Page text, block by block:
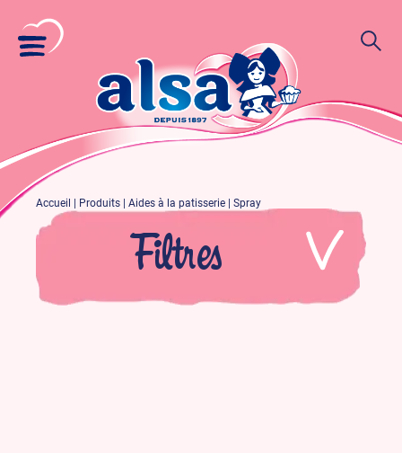
Accueil Produits Aides à la patisserie Spray
Filtres